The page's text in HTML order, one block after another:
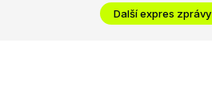
Další expres zprávy